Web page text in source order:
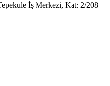
İş Merkezi, Kat: 2/208